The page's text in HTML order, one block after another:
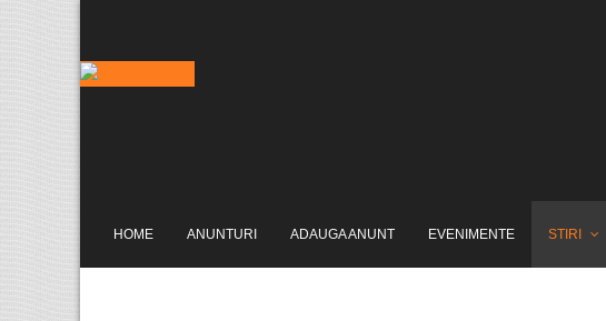
HOME ANUNTURI ADAUGA ANUNT EVENIMENTE STIRI